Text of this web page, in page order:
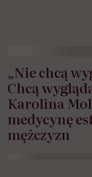
„Nie chcą
Chcą
Karolina
medycynę
mężczyzn